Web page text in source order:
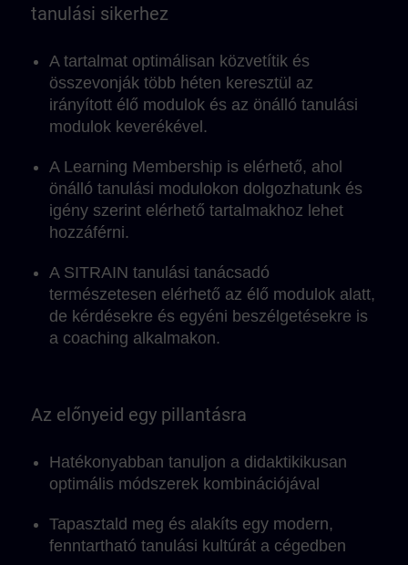
tanulási sikerhez
A tartalmat optimálisan közvetítik és
összevonják több héten keresztül az
irányított élő modulok és az önálló tanulási
modulok keverékével.
A Learning Membership is elérhető, ahol
önálló tanulási modulokon dolgozhatunk és
igény szerint elérhető tartalmakhoz lehet
hozzáférni.
A SITRAIN tanulási tanácsadó
természetesen elérhető az élő modulok alatt,
de kérdésekre és egyéni beszélgetésekre is
a coaching alkalmakon.
mindennapi munkába, és alkalmazkodni a
Az előnyeid egy pillantásra
Hatékonyabban tanuljon a didaktikikusan
optimális módszerek kombinációjával
Tapasztald meg és alakíts egy modern,
fenntartható tanulási kultúrát a cégedben